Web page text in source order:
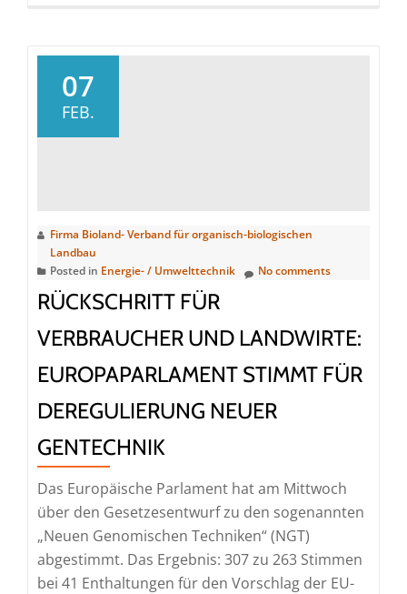
und
Bioland
auf
der
07
FEB.
Firma Bioland- Verband für organisch-biologischen
Landbau
Posted in Energie- / Umwelttechnik No comments
RÜCKSCHRITT FÜR
VERBRAUCHER UND LANDWIRTE:
EUROPAPARLAMENT STIMMT FÜR
DEREGULIERUNG NEUER
GENTECHNIK
Das Europäische Parlament hat am Mittwoch
über den Gesetzesentwurf zu den sogenannten
„Neuen Genomischen Techniken“ (NGT)
abgestimmt. Das Ergebnis: 307 zu 263 Stimmen
bei 41 Enthaltungen für den Vorschlag der EU-